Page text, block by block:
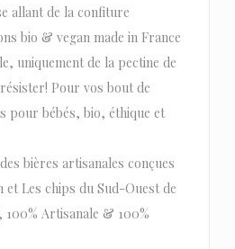
allant de la confiture
bio & vegan made in France
uniquement de la pectine de
Pour vos bout de
pour bébés, bio, éthique et
bières artisanales conçues
et Les chips du Sud-Ouest de
Artisanale & 100%